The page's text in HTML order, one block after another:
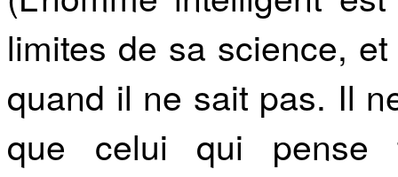
limites de sa science,
quand il ne sait pas. Il
que celui qui pense